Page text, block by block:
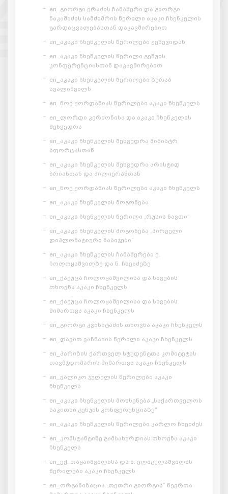
en_გიორგი ერაძის ჩანაწერი და გიორგი
ნაკაშიძის სამძიმრის წერილი აკაკი ჩხენკელის
გარდაცვალებასთან დაკავშირებით
en_აკაკი ჩხენკელის წერილები ჟენევიდან
en_აკაკი ჩხენკელის წერილი გენუის
კონფერენციასთან დაკავშირებით
en_აკაკი ჩხენკელის წერილები ზურაბ
ავალიშვილს
en_ნოე ჟორდანიას წერილები აკაკი ჩხენკელს
en_ლორდი კერძონისა და აკაკი ჩხენკელის
შეხვედრა
en_აკაკი ჩხენკელის შეხვედრა მინისტრ
სფორცასთან
en_აკაკი ჩხენკელის შეხვედრა არისტიდ
ბრიანთან და მილიერანთან
en_ნოე ჟორდანიას წერილები აკაკი ჩხენკელს
en_აკაკი ჩხენკელის მოგონება
en_აკაკი ჩხენკელის წერილი „რუსის ნავთი“
en_აკაკი ჩხენკელის მოგონება „პირველი
დიპლომატიური ნაბიჯები“
en_აკაკი ჩხენკელის ჩანაწერები ქ.
ჩოლოყაშვილზე და ნ. ჩხეიძეზე
en_ქაქუცა ჩოლოყაშვილისა და სხვების
თხოვნა აკაკი ჩხენკელს
en_ქაქუცა ჩოლოყაშვილისა და სხვების
მიმართვა აკაკი ჩხენკელს
en_გიორგი კვინიტაძის თხოვნა აკაკი ჩხენკელს
en_დავით ვაჩნაძის წერილი აკაკი ჩხენკელს
en_პარიზის ქართველ სტუდენტთა კომიტეტის
თავმჯდომარის მიმართვა აკაკი ჩხენკელს
en_ვალიკო ჯუღელის წერილები აკაკი
ჩხენკელს
en_აკაკი ჩხენკელის მოხსენება „საქართველოს
საკითხი გენუის კონფერენციაზე“
en_აკაკი ჩხენკელის წერილები კარლო ჩხეიძეს
en_კონსტანტინე გამსახურდიას თხოვნა აკაკი
ჩხენკელს
en_ექ. თაყაიშვილისა და ი. ელიგულაშვილის
წერილები აკაკი ჩხენკელს
en_ორგანიზაცია „თეთრი გიორგის“ წევრთა